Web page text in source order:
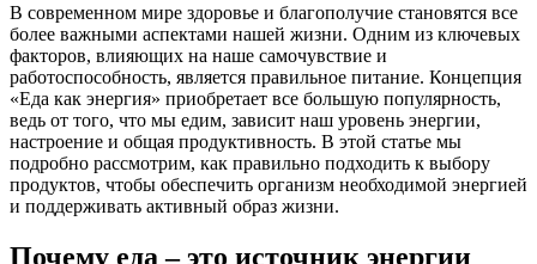
В современном мире здоровье и благополучие становятся все
более важными аспектами нашей жизни. Одним из ключевых
факторов, влияющих на наше самочувствие и
работоспособность, является правильное питание. Концепция
«Еда как энергия» приобретает все большую популярность,
ведь от того, что мы едим, зависит наш уровень энергии,
настроение и общая продуктивность. В этой статье мы
подробно рассмотрим, как правильно подходить к выбору
продуктов, чтобы обеспечить организм необходимой энергией
и поддерживать активный образ жизни.
Почему еда – это источник энергии